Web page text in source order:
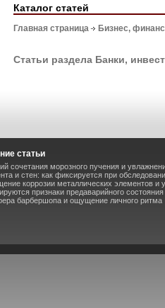
Каталог статей
Главная страница Бизнес,
Статьи раздела Банки,
статьи
сочетания морозного пучения и
и стен: как фиксируется при
коррозии металлических элементов и
признаки предаварийного состояния
барбершопа и ощущение личного ритма